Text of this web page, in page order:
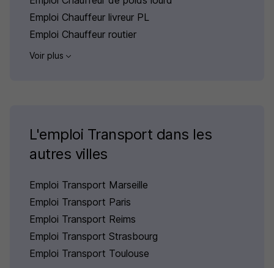
Emploi Chauffeur livreur PL
Emploi Chauffeur routier
Voir plus
L'emploi Transport dans les
autres villes
Emploi Transport Marseille
Emploi Transport Paris
Emploi Transport Reims
Emploi Transport Strasbourg
Emploi Transport Toulouse